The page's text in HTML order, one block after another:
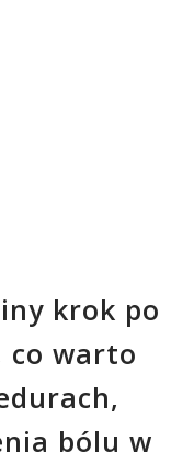
krok po
co warto
bólu w